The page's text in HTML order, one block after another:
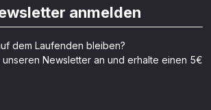
anmelden
dem Laufenden bleiben?
Newsletter an und erhalte einen 5€